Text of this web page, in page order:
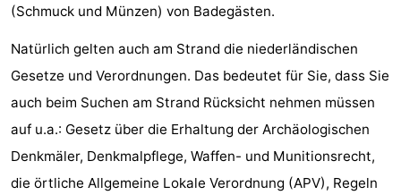
(Schmuck und Münzen) von Badegästen.
Natürlich gelten auch am Strand die niederländischen
Gesetze und Verordnungen. Das bedeutet für Sie, dass Sie
auch beim Suchen am Strand Rücksicht nehmen müssen
auf u.a.: Gesetz über die Erhaltung der Archäologischen
Denkmäler, Denkmalpflege, Waffen- und Munitionsrecht,
die örtliche Allgemeine Lokale Verordnung (APV), Regeln